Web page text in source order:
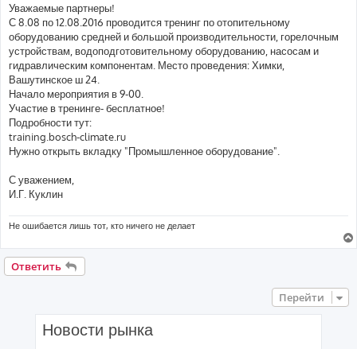
е
н
и
е
Уважаемые партнеры!
С 8.08 по 12.08.2016 проводится тренинг по отопительному
оборудованию средней и большой производительности, горелочным
устройствам, водоподготовительному оборудованию, насосам и
гидравлическим компонентам. Место проведения: Химки,
Вашутинское ш 24.
Начало мероприятия в 9-00.
Участие в тренинге- бесплатное!
Подробности тут:
training.bosch-climate.ru
Нужно открыть вкладку "Промышленное оборудование".
С уважением,
И.Г. Куклин
Не ошибается лишь тот, кто ничего не делает
Ответить
Перейти
Новости рынка